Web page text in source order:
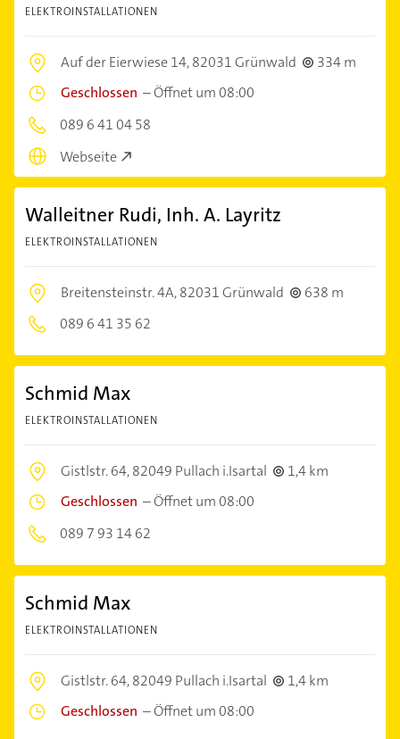
ELEKTROINSTALLATIONEN
Auf der Eierwiese 14,82031 Grünwald
334 m
Geschlossen –Öffnet um 08:00
089 6 41 04 58
Webseite
Walleitner Rudi, Inh. A. Layritz
ELEKTROINSTALLATIONEN
Breitensteinstr. 4A,82031 Grünwald
638 m
089 6 41 35 62
Schmid Max
ELEKTROINSTALLATIONEN
Gistlstr. 64,82049 Pullach i.Isartal
1,4 km
Geschlossen –Öffnet um 08:00
089 7 93 14 62
Schmid Max
ELEKTROINSTALLATIONEN
Gistlstr. 64,82049 Pullach i.Isartal
1,4 km
Geschlossen –Öffnet um 08:00